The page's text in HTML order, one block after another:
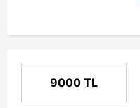
9000 TL